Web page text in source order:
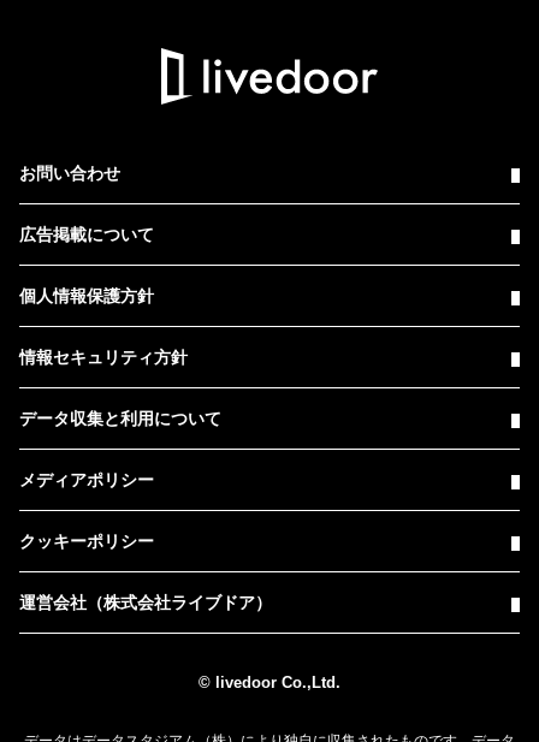
お問い合わせ
広告掲載について
個人情報保護方針
情報セキュリティ方針
データ収集と利用について
メディアポリシー
クッキーポリシー
運営会社（株式会社ライブドア）
© livedoor Co.,Ltd.